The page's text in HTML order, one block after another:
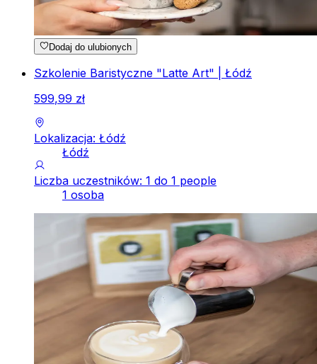
Dodaj do ulubionych
Szkolenie Baristyczne "Latte Art" | Łódź
599,99 zł
Lokalizacja: Łódź
Łódź
Liczba uczestników: 1 do 1 people
1 osoba